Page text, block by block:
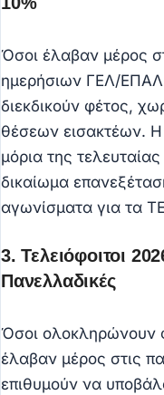
Όσοι έλαβαν μέρος
ημερήσιων ΓΕΛ/ΕΠΑΛ
διεκδικούν φέτος,
θέσεων εισακτέων. Η
μόρια της
δικαίωμα
αγωνίσματα για τα
3. Τελειόφοιτοι
Πανελλαδικές
Όσοι ολοκληρώνουν
έλαβαν μέρος στις
επιθυμούν να